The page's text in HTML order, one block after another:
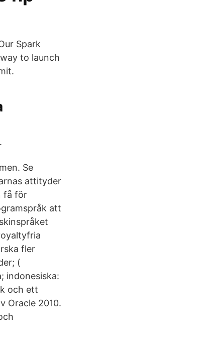
Spark
to launch
Se
attityder
få för
att
fler
(​
indonesiska:
och ett
Oracle 2010.